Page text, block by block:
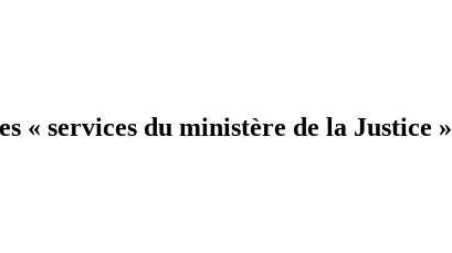
« services du ministère de la Justice »